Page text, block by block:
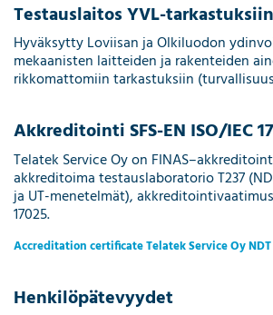
Testauslaitos YVL-tarkastuksiin
Hyväksytty Loviisan ja Olkiluodon
mekaanisten laitteiden ja rakenteiden
rikkomattomiin tarkastuksiin
Akkreditointi SFS-EN ISO/IEC
Telatek Service Oy on
akkreditoima testauslaboratorio T237
ja UT-menetelmät), akkreditointivaatimus
17025.
Accreditation certificate Telatek Service Oy NDT
Henkilöpätevyydet